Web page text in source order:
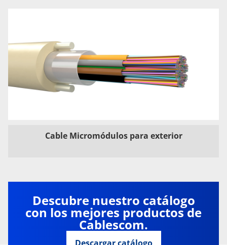
Cable Micromódulos para exterior
Descubre nuestro catálogo
con los mejores productos de
Cablescom.